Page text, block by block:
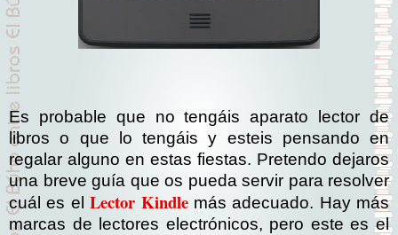
Es probable que no tengáis aparato lector de
libros o que lo tengáis y esteis pensando en
regalar alguno en estas fiestas. Pretendo dejaros
una breve guía que os pueda servir para resolver
cuál es elLector Kindlemás adecuado. Hay más
marcas de lectores electrónicos, pero este es el